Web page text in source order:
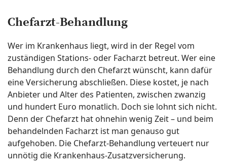
Chefarzt-Behandlung
Wer im Krankenhaus liegt, wird in der Regel vom
zuständigen Stations- oder Facharzt betreut. Wer eine
Behandlung durch den Chefarzt wünscht, kann dafür
eine Versicherung abschließen. Diese kostet, je nach
Anbieter und Alter des Patienten, zwischen zwanzig
und hundert Euro monatlich. Doch sie lohnt sich nicht.
Denn der Chefarzt hat ohnehin wenig Zeit – und beim
behandelnden Facharzt ist man genauso gut
aufgehoben. Die Chefarzt-Behandlung verteuert nur
unnötig die Krankenhaus-Zusatzversicherung.